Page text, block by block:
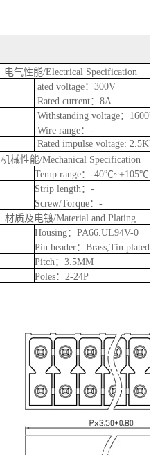
电气性能/Electrical Specification
ated voltage：300V
Rated current：8A
Withstanding voltage：
Wire range：-
Rated impulse voltage: 2.5KV
机械性能/Mechanical Specification
Temp range：-40℃~+105℃
Strip length：-
Screw/Torque：-
材质及电镀/Material and Plating
Housing：PA66.UL94V-0
Pin header：Brass,Tin plated
Pitch：3.5MM
Poles：2-24P